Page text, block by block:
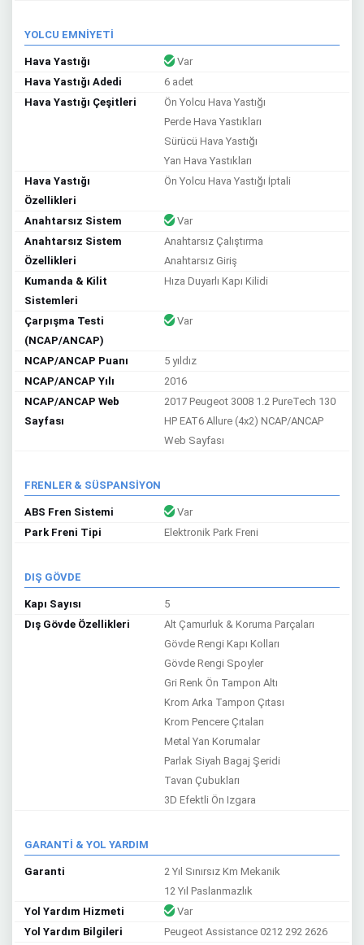
YOLCU EMNİYETİ
Hava Yastığı
Var
Hava Yastığı Adedi
6 adet
Hava Yastığı Çeşitleri
Ön Yolcu Hava Yastığı
Perde Hava Yastıkları
Sürücü Hava Yastığı
Yan Hava Yastıkları
Hava Yastığı
Özellikleri
Ön Yolcu Hava Yastığı İptali
Anahtarsız Sistem
Var
Anahtarsız Sistem
Özellikleri
Anahtarsız Çalıştırma
Anahtarsız Giriş
Kumanda & Kilit
Sistemleri
Hıza Duyarlı Kapı Kilidi
Çarpışma Testi
(NCAP/ANCAP)
Var
NCAP/ANCAP Puanı
5 yıldız
NCAP/ANCAP Yılı
2016
NCAP/ANCAP Web
Sayfası
2017 Peugeot 3008 1.2 PureTech 130
HP EAT6 Allure (4x2) NCAP/ANCAP
Web Sayfası
FRENLER & SÜSPANSİYON
ABS Fren Sistemi
Var
Park Freni Tipi
Elektronik Park Freni
DIŞ GÖVDE
Kapı Sayısı
5
Dış Gövde Özellikleri
Alt Çamurluk & Koruma Parçaları
Gövde Rengi Kapı Kolları
Gövde Rengi Spoyler
Gri Renk Ön Tampon Altı
Krom Arka Tampon Çıtası
Krom Pencere Çıtaları
Metal Yan Korumalar
Parlak Siyah Bagaj Şeridi
Tavan Çubukları
3D Efektli Ön Izgara
GARANTİ & YOL YARDIM
Garanti
2 Yıl Sınırsız Km Mekanik
12 Yıl Paslanmazlık
Yol Yardım Hizmeti
Var
Yol Yardım Bilgileri
Peugeot Assistance 0212 292 2626